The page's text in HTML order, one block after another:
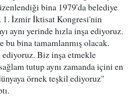
bina 1979'da belediye
1. İzmir İktisat Kongresi'nin
aynı yerinde hızla inşa ediyoruz.
bu bina tamamlanmış olacak.
ediyoruz. Biz inşa etmekle
tutup aynı zamanda içini en
örnek teşkil ediyoruz"